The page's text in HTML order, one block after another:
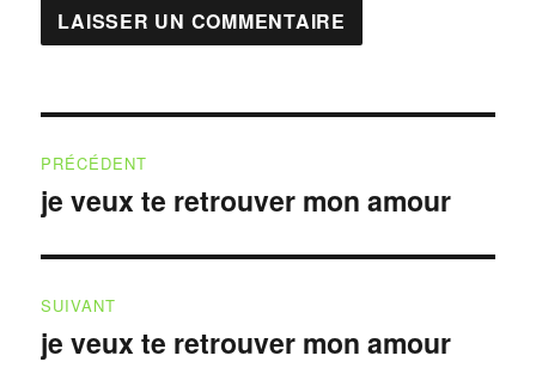
de
PRÉCÉDENT
Publication
je veux te retrouver mon amour
SUIVANT
Publication
je veux te retrouver mon amour